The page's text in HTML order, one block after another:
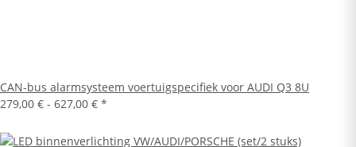
CAN-bus alarmsysteem voertuigspecifiek voor AUDI Q3 8U
279,00 € - 627,00 € *